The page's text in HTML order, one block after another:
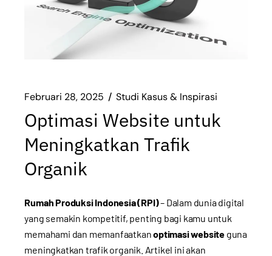
Februari 28, 2025 Studi Kasus & Inspirasi
Optimasi Website untuk
Meningkatkan Trafik
Organik
Rumah Produksi Indonesia (RPI)– Dalam dunia digital
yang semakin kompetitif, penting bagi kamu untuk
memahami dan memanfaatkanoptimasi websiteguna
meningkatkan trafik organik. Artikel ini akan